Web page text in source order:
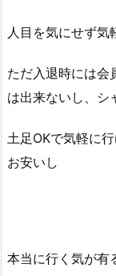
人目を気にせず
ただ入退時には会
は出来ないし、シ
土足OKで気軽に
お安いし
本当に行く気が有